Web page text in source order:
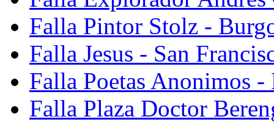
Falla Pintor Stolz -
Falla Jesus - San
Falla Poetas Anonimos
Falla Plaza Doctor